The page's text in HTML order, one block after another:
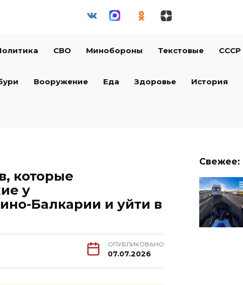
СВО Минобороны Текстовые СССР
Вооружение Еда Здоровье История
которые
у
Балкарии и уйти в
ОПУБЛИКОВАНО
07.07.2026
Свежее: